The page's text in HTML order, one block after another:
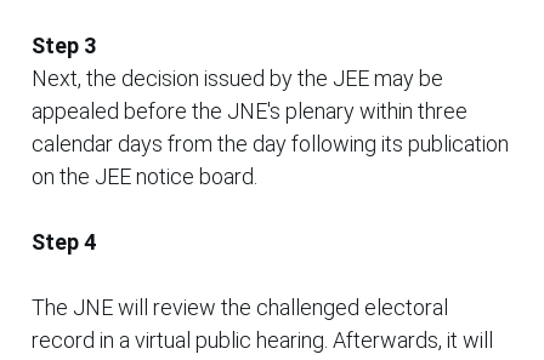
Step 3
Next, the decision issued by the JEE may be
appealed before the JNE's plenary within three
calendar days from the day following its publication
on the JEE notice board.
Step 4
The JNE will review the challenged electoral
record in a virtual public hearing. Afterwards, it will